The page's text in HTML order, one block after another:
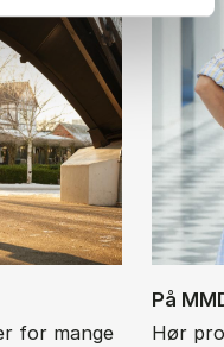
for mange
På
Hør